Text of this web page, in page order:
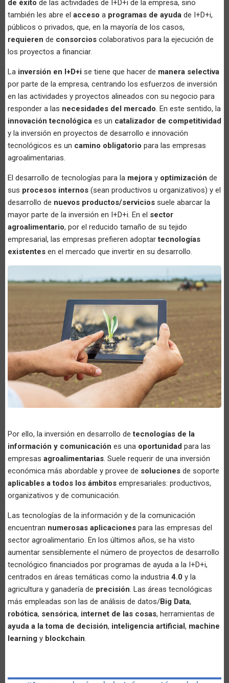
de éxito de las actividades de I+D+i de la empresa, sino
también les abre el acceso a programas de ayuda de I+D+i,
públicos o privados, que, en la mayoría de los casos,
requieren de consorcios colaborativos para la ejecución de
los proyectos a financiar.
La inversión en I+D+i se tiene que hacer de manera selectiva
por parte de la empresa, centrando los esfuerzos de inversión
en las actividades y proyectos alineados con su negocio para
responder a las necesidades del mercado. En este sentido, la
innovación tecnológica es un catalizador de competitividad
y la inversión en proyectos de desarrollo e innovación
tecnológicos es un camino obligatorio para las empresas
agroalimentarias.
El desarrollo de tecnologías para la mejora y optimización de
sus procesos internos (sean productivos u organizativos) y el
desarrollo de nuevos productos/servicios suele abarcar la
mayor parte de la inversión en I+D+i. En el sector
agroalimentario, por el reducido tamaño de su tejido
empresarial, las empresas prefieren adoptartecnologías
existentes en el mercado que invertir en su desarrollo.
Por ello, la inversión en desarrollo detecnologías de la
información y comunicación es una oportunidad para las
empresas agroalimentarias. Suele requerir de una inversión
económica más abordable y provee de soluciones de soporte
aplicables a todos los ámbitos empresariales: productivos,
organizativos y de comunicación.
Las tecnologías de la información y de la comunicación
encuentran numerosas aplicaciones para las empresas del
sector agroalimentario. En los últimos años, se ha visto
aumentar sensiblemente el número de proyectos de desarrollo
tecnológico financiados por programas de ayuda a la I+D+i,
centrados en áreas temáticas como la industria 4.0 y la
agricultura y ganadería de precisión. Las áreas tecnológicas
más empleadas son las de análisis de datos/Big Data,
robótica, sensórica, internet de las cosas, herramientas de
ayuda a la toma de decisión, inteligencia artificial, machine
learning y blockchain.